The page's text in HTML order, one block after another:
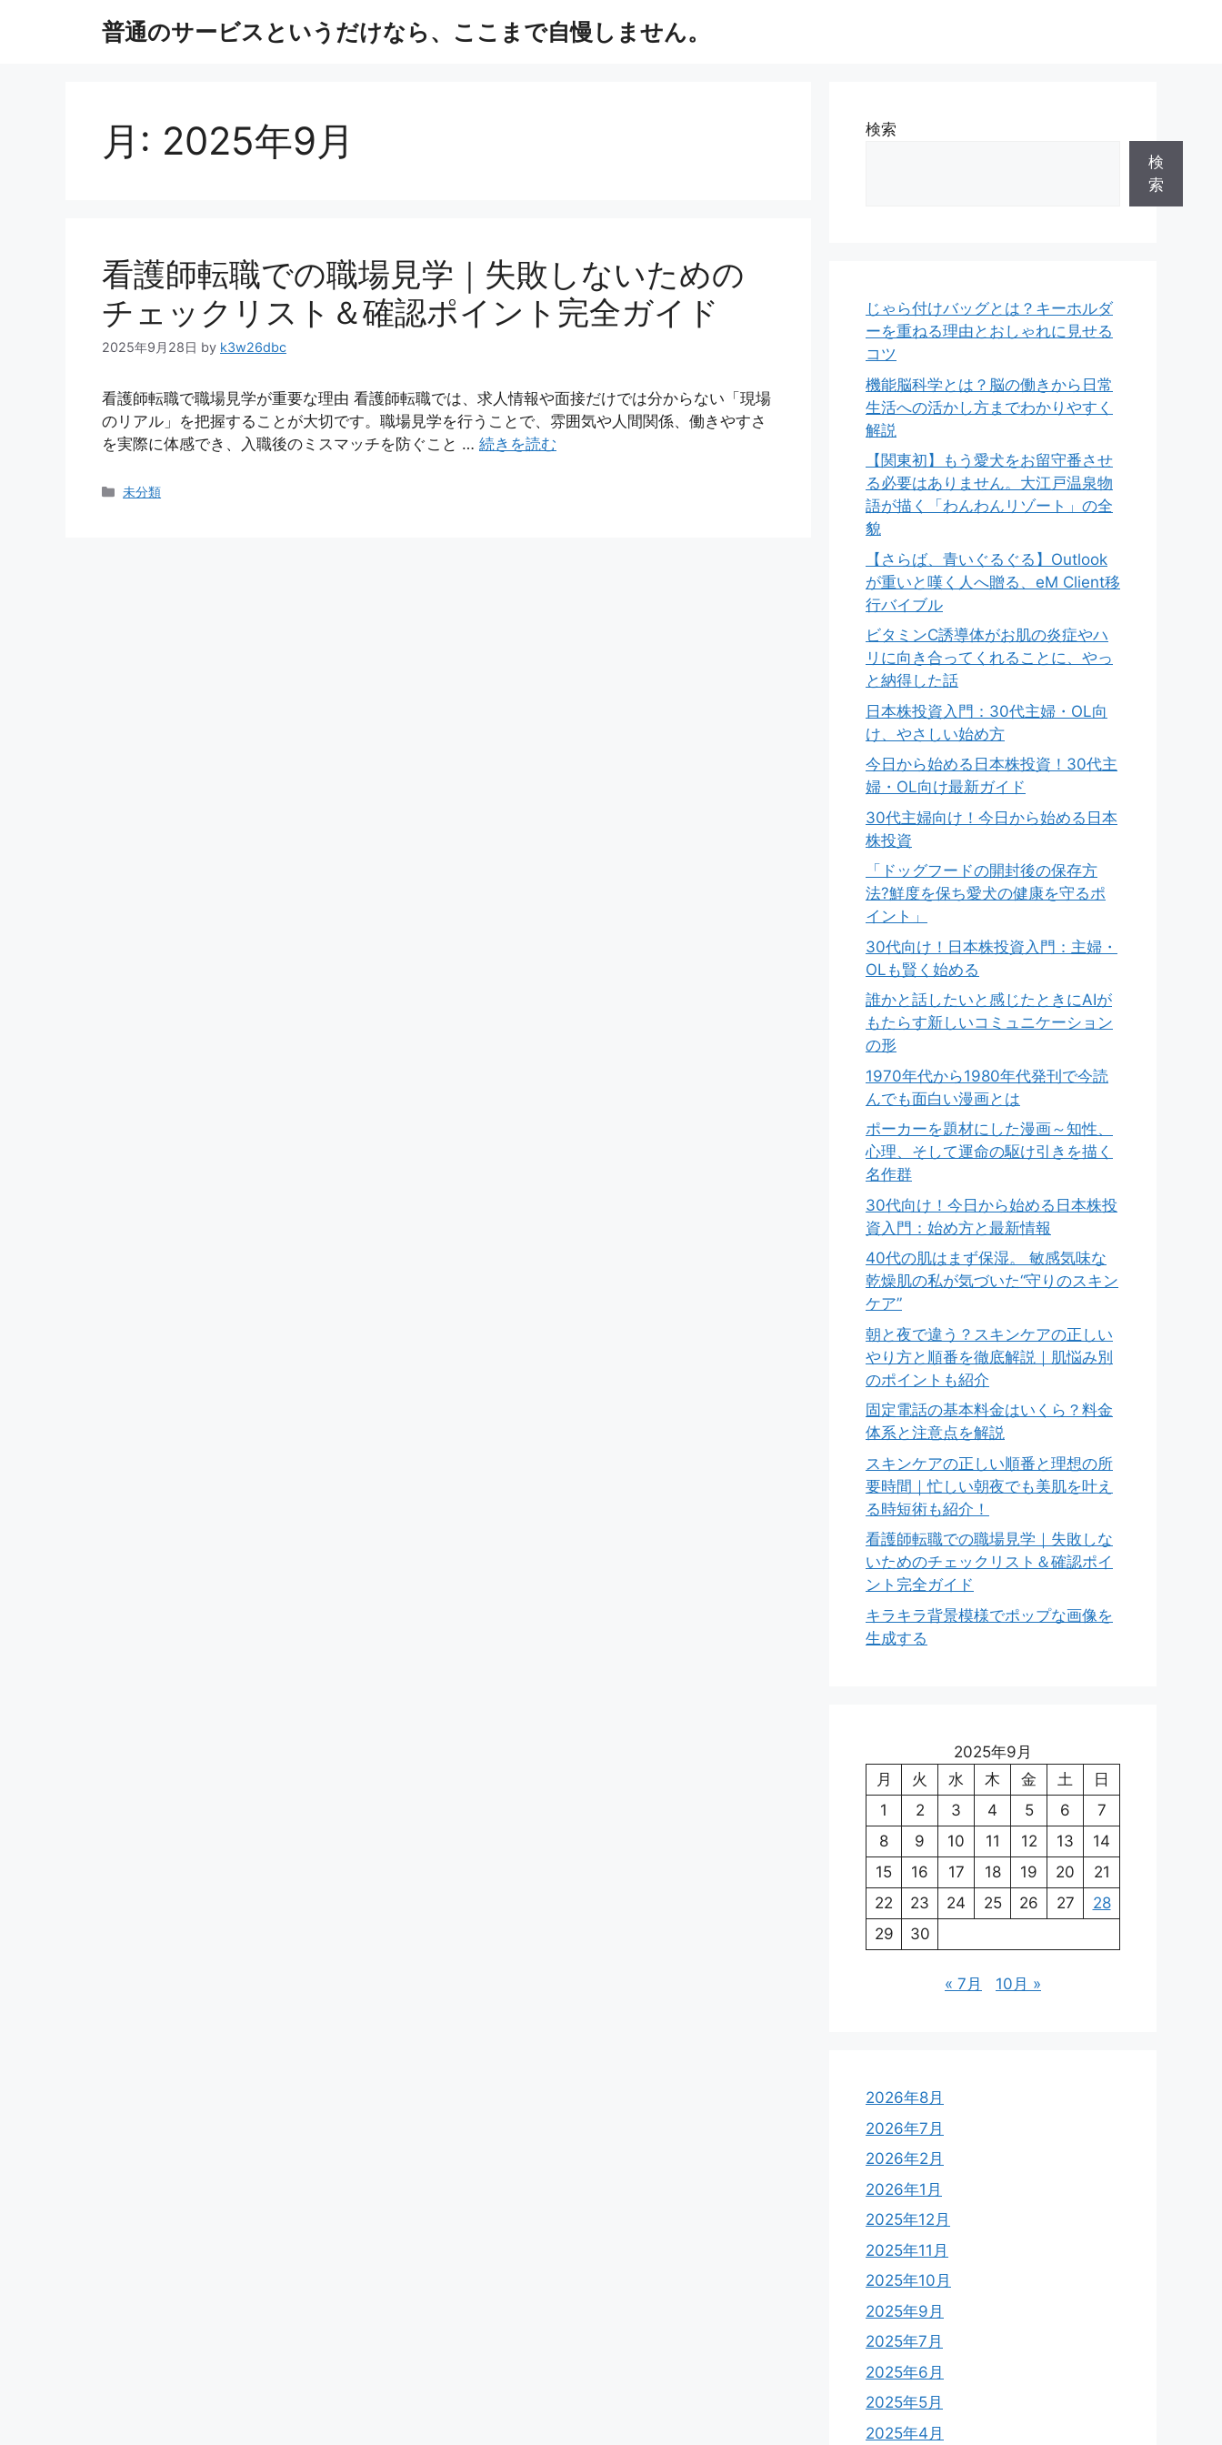
普通のサービスというだけなら、ここまで自慢しません。
月: 2025年9月
看護師転職での職場見学｜失敗しないための
チェックリスト＆確認ポイント完全ガイド
2025年9月28日 by k3w26dbc
看護師転職で職場見学が重要な理由 看護師転職では、求人情報や面接だけでは分からない「現場
のリアル」を把握することが大切です。職場見学を行うことで、雰囲気や人間関係、働きやすさ
を実際に体感でき、入職後のミスマッチを防ぐこと … 続きを読む
カ
未分類
検索
検
索
じゃら付けバッグとは？キーホルダ
ーを重ねる理由とおしゃれに見せる
コツ
機能脳科学とは？脳の働きから日常
生活への活かし方までわかりやすく
解説
【関東初】もう愛犬をお留守番させ
る必要はありません。大江戸温泉物
語が描く「わんわんリゾート」の全
貌
【さらば、青いぐるぐる】Outlook
が重いと嘆く人へ贈る、eM Client移
行バイブル
ビタミンC誘導体がお肌の炎症やハ
リに向き合ってくれることに、やっ
と納得した話
日本株投資入門：30代主婦・OL向
け、やさしい始め方
今日から始める日本株投資！30代主
婦・OL向け最新ガイド
30代主婦向け！今日から始める日本
株投資
「ドッグフードの開封後の保存方
法?鮮度を保ち愛犬の健康を守るポ
イント」
30代向け！日本株投資入門：主婦・
OLも賢く始める
誰かと話したいと感じたときにAIが
もたらす新しいコミュニケーション
の形
1970年代から1980年代発刊で今読
んでも面白い漫画とは
ポーカーを題材にした漫画～知性、
心理、そして運命の駆け引きを描く
名作群
30代向け！今日から始める日本株投
資入門：始め方と最新情報
40代の肌はまず保湿。 敏感気味な
乾燥肌の私が気づいた“守りのスキン
ケア”
朝と夜で違う？スキンケアの正しい
やり方と順番を徹底解説｜肌悩み別
のポイントも紹介
固定電話の基本料金はいくら？料金
体系と注意点を解説
スキンケアの正しい順番と理想の所
要時間｜忙しい朝夜でも美肌を叶え
る時短術も紹介！
看護師転職での職場見学｜失敗しな
いためのチェックリスト＆確認ポイ
ント完全ガイド
キラキラ背景模様でポップな画像を
生成する
2025年9月
月
火 水 木 金 土
日
1
2 3 4 5 6
7
8
9 10 11 12 13
14
15
16 17 18 19 20
21
22
23 24 25 26 27
28
29
30
« 7月 10月 »
2026年8月
2026年7月
2026年2月
2026年1月
2025年12月
2025年11月
2025年10月
2025年9月
2025年7月
2025年6月
2025年5月
2025年4月